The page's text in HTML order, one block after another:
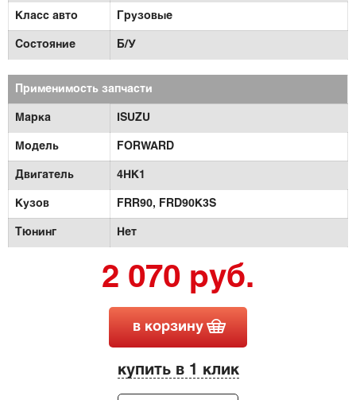
Класс авто Грузовые
Состояние Б/У
Применимость запчасти
Марка ISUZU
Модель FORWARD
Двигатель 4HK1
Кузов FRR90, FRD90K3S
Тюнинг Нет
2 070 руб.
в корзину
купить в 1 клик